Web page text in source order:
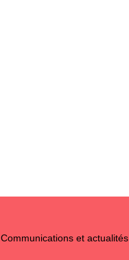
Communications et actualités